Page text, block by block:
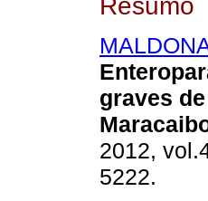
graves
2012,
5222.